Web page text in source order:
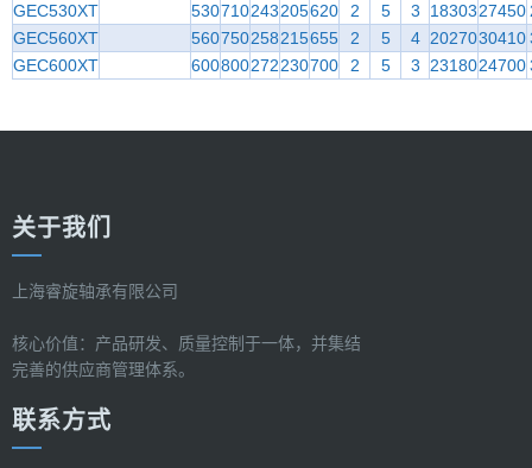
GEC530XT
530710243205620 2 5 3 1830327450
GEC560XT
560750258215655 2 5 4 2027030410
GEC600XT
600800272230700 2 5 3 2318024700
关于我们
上海睿旋轴承有限公司
核心价值：产品研发、质量控制于一体，并集结
完善的供应商管理体系。
联系方式